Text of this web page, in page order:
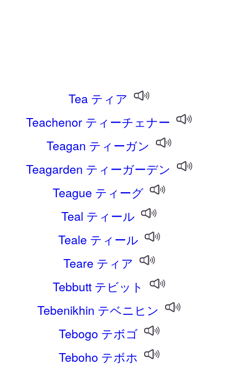
Tea ティア
Teachenor ティーチェナー
Teagan ティーガン
Teagarden ティーガーデン
Teague ティーグ
Teal ティール
Teale ティール
Teare ティア
Tebbutt テビット
Tebenikhin テベニヒン
Tebogo テボゴ
Teboho テボホ